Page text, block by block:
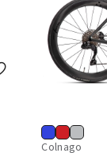
Colnago